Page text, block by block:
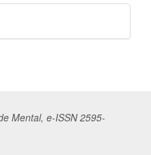
Mental, e-ISSN 2595-